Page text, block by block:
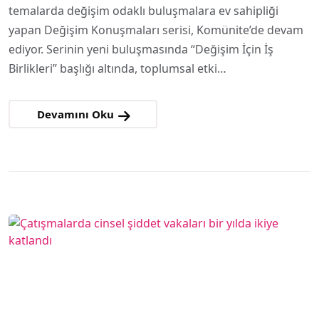
temalarda değişim odaklı buluşmalara ev sahipliği
yapan Değişim Konuşmaları serisi, Komünite’de devam
ediyor. Serinin yeni buluşmasında “Değişim İçin İş
Birlikleri” başlığı altında, toplumsal etki…
Devamını Oku